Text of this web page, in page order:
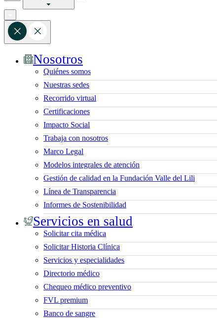
Nosotros
Quiénes somos
Nuestras sedes
Recorrido virtual
Certificaciones
Impacto Social
Trabaja con nosotros
Marco Legal
Modelos integrales de atención
Gestión de calidad en la Fundación Valle del Lili
Línea de Transparencia
Informes de Sostenibilidad
Servicios en salud
Solicitar cita médica
Solicitar Historia Clínica
Servicios y especialidades
Directorio médico
Chequeo médico preventivo
FVL premium
Banco de sangre